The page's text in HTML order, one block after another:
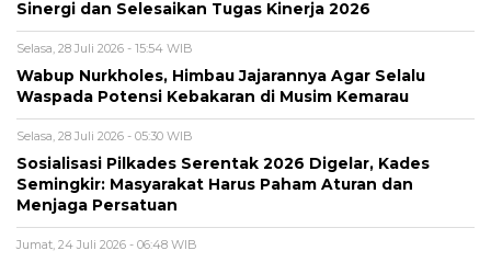
Sinergi dan Selesaikan Tugas Kinerja 2026
Selasa, 28 Juli 2026 - 15:54 WIB
Wabup Nurkholes, Himbau Jajarannya Agar Selalu
Waspada Potensi Kebakaran di Musim Kemarau
Selasa, 28 Juli 2026 - 05:30 WIB
Sosialisasi Pilkades Serentak 2026 Digelar, Kades
Semingkir: Masyarakat Harus Paham Aturan dan
Menjaga Persatuan
Jumat, 24 Juli 2026 - 06:48 WIB